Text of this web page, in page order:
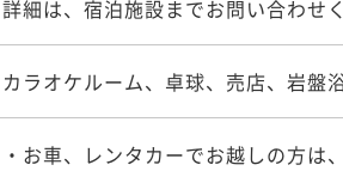
詳細は、宿泊施設までお問い合わせ
カラオケルーム、卓球、売店、岩盤
・お車、レンタカーでお越しの方は